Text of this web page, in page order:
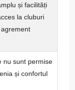
și facilități
la cluburi
nu sunt permise
și confortul